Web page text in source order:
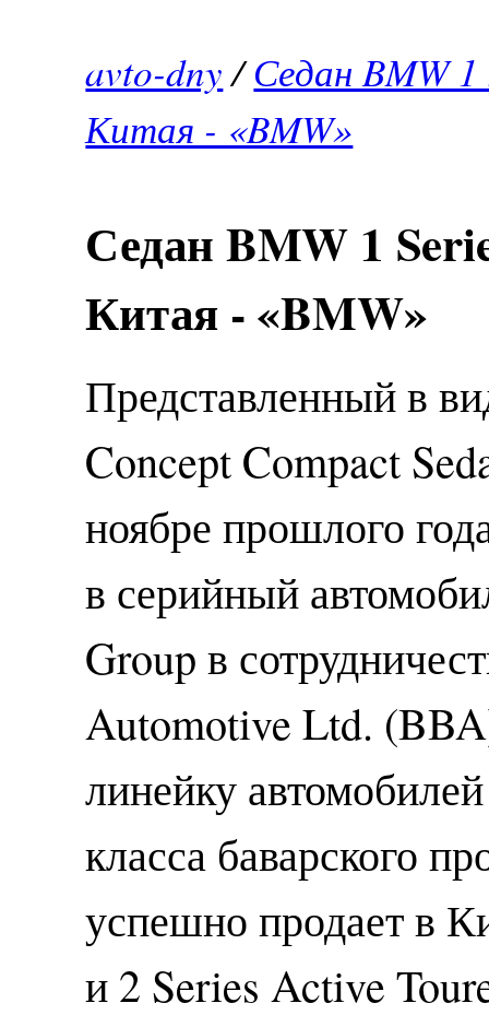
avto-dny/Седан BMW
Китая - «BMW»
Седан BMW 1
Китая - «BMW»
Представленный в
Concept Compact
ноябре прошлого
в серийный
Group в
Automotive Ltd.
линейку
класса баварского
успешно продает в
и 2 Series Active